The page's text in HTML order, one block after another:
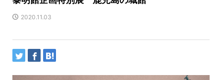
2020.11.03